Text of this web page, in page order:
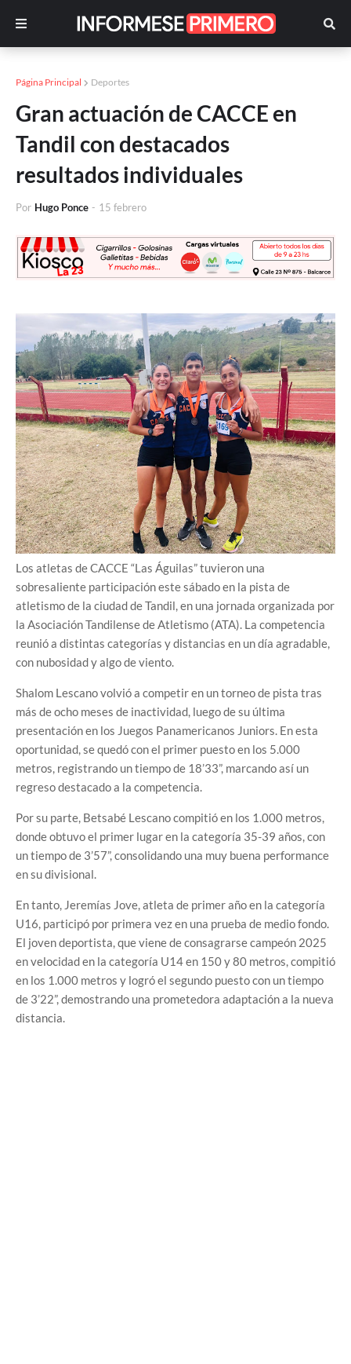
Página Principal Deportes
Gran actuación de CACCE en
Tandil con destacados
resultados individuales
Por Hugo Ponce - 15 febrero
Los atletas de CACCE “Las Águilas” tuvieron una
sobresaliente participación este sábado en la pista de
atletismo de la ciudad de Tandil, en una jornada organizada por
la Asociación Tandilense de Atletismo (ATA). La competencia
reunió a distintas categorías y distancias en un día agradable,
con nubosidad y algo de viento.
Shalom Lescano volvió a competir en un torneo de pista tras
más de ocho meses de inactividad, luego de su última
presentación en los Juegos Panamericanos Juniors. En esta
oportunidad, se quedó con el primer puesto en los 5.000
metros, registrando un tiempo de 18’33”, marcando así un
regreso destacado a la competencia.
Por su parte, Betsabé Lescano compitió en los 1.000 metros,
donde obtuvo el primer lugar en la categoría 35-39 años, con
un tiempo de 3’57”, consolidando una muy buena performance
en su divisional.
En tanto, Jeremías Jove, atleta de primer año en la categoría
U16, participó por primera vez en una prueba de medio fondo.
El joven deportista, que viene de consagrarse campeón 2025
en velocidad en la categoría U14 en 150 y 80 metros, compitió
en los 1.000 metros y logró el segundo puesto con un tiempo
de 3’22”, demostrando una prometedora adaptación a la nueva
distancia.